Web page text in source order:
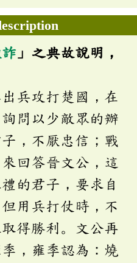
」之典故說明，
兵攻打楚國，在
問以少敵眾的辦
，不厭忠信；戰
回答晉文公，這
的君子，要求自
用兵打仗時，不
得勝利。文公再
，雍季認為：燒